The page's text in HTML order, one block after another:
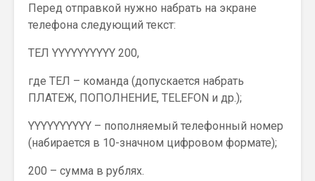
Перед отправкой нужно набрать на экране
телефона следующий текст:
ТЕЛ YYYYYYYYYY 200,
где ТЕЛ – команда (допускается набрать
ПЛАТЕЖ, ПОПОЛНЕНИЕ, TELEFON и др.);
YYYYYYYYYY – пополняемый телефонный номер
(набирается в 10-значном цифровом формате);
200 – сумма в рублях.